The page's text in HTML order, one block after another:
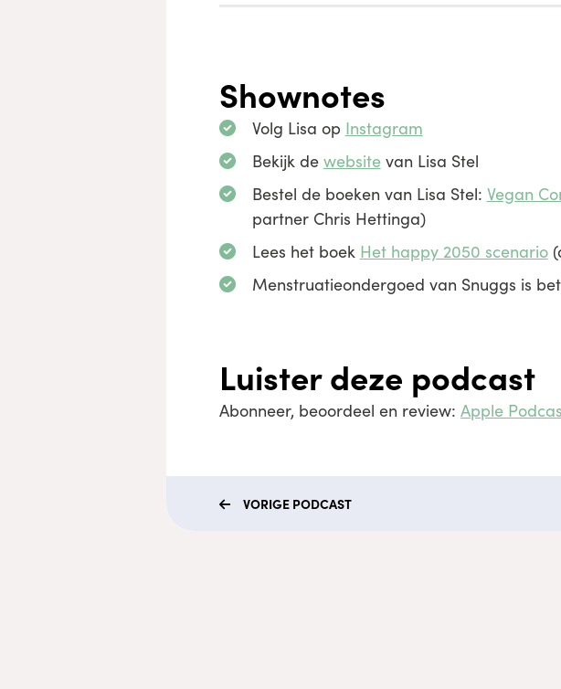
Shownotes
Volg Lisa op Instagram
Bekijk de websitevan Lisa Stel
Bestel de boeken van Lisa Stel: Vegan
partner Chris Hettinga)
Lees het boek Het happy 2050 scenario
Menstruatieondergoed van Snuggs is
Luister deze podcast
Abonneer, beoordeel en review: Apple
VORIGE PODCAST